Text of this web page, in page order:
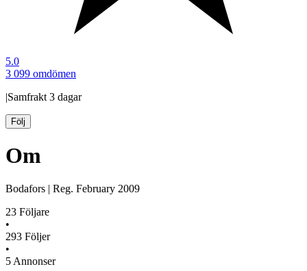
5.0
3 099 omdömen
|Samfrakt 3 dagar
Följ
Om
Bodafors | Reg. February 2009
23 Följare
•
293 Följer
•
5Annonser